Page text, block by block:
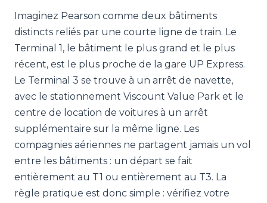
Imaginez Pearson comme deux bâtiments
distincts reliés par une courte ligne de train. Le
Terminal 1, le bâtiment le plus grand et le plus
récent, est le plus proche de la gare UP Express.
Le Terminal 3 se trouve à un arrêt de navette,
avec le stationnement Viscount Value Park et le
centre de location de voitures à un arrêt
supplémentaire sur la même ligne. Les
compagnies aériennes ne partagent jamais un vol
entre les bâtiments : un départ se fait
entièrement au T1 ou entièrement au T3. La
règle pratique est donc simple : vérifiez votre